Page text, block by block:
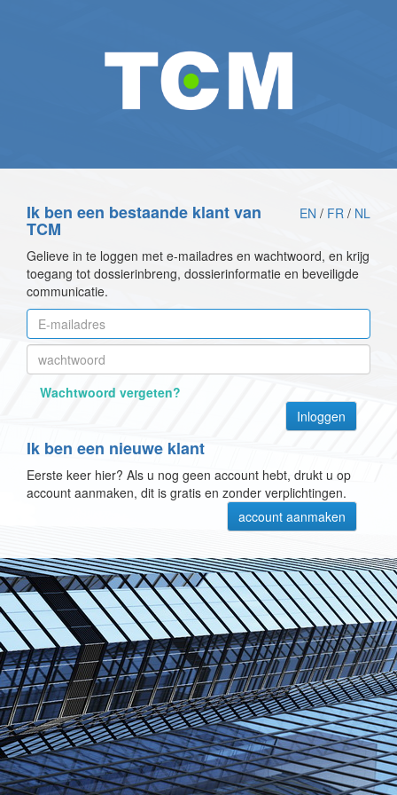
EN / FR / NL
Ik ben een bestaande klant van
TCM
Gelieve in te loggen met e-mailadres en wachtwoord, en krijg
toegang tot dossierinbreng, dossierinformatie en beveiligde
communicatie.
Wachtwoord vergeten?
Ik ben een nieuwe klant
Eerste keer hier? Als u nog geen account hebt, drukt u op
account aanmaken, dit is gratis en zonder verplichtingen.